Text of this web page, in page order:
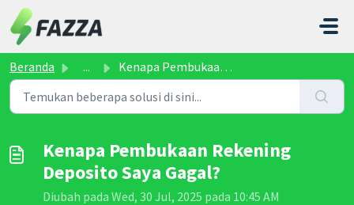
Lewatkan ke konten utama
Beranda ... Kenapa Pembukaan Rekening Deposito Saya Gagal?
Kenapa Pembukaan Rekening
Deposito Saya Gagal?
Diubah pada Wed, 30 Jul, 2025 pada 10:45 AM